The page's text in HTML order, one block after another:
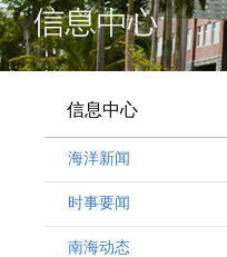
信息中心
海洋新闻
时事要闻
南海动态